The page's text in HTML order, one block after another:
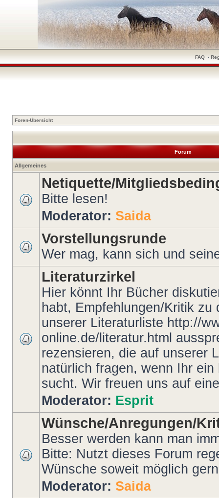
FAQ -
Foren-Übersicht
Forum
Allgemeines
Netiquette/
Bitte lesen!
Moderator: Saida
Vorstellungsrunde
Wer mag, kann sich und
Literaturzirkel
Hier könnt Ihr Bücher
habt, Empfehlungen/Kritik zu
unserer Literaturliste http://
online.de/literatur.html
rezensieren, die auf unserer
natürlich fragen, wenn Ihr
sucht. Wir freuen uns auf
Moderator: Esprit
Wünsche/Anregungen/
Besser werden kann man
Bitte: Nutzt dieses Forum
Wünsche soweit möglich
Moderator: Saida